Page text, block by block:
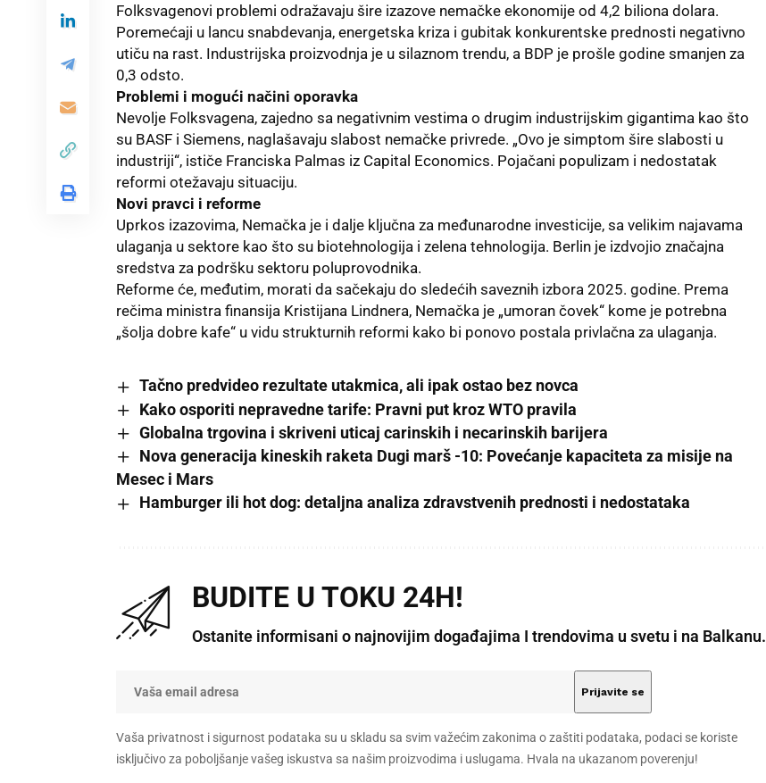
Folksvagenovi problemi odražavaju šire izazove nemačke ekonomije od 4,2 biliona dolara.
Poremećaji u lancu snabdevanja, energetska kriza i gubitak konkurentske prednosti negativno
utiču na rast. Industrijska proizvodnja je u silaznom trendu, a BDP je prošle godine smanjen za
0,3 odsto.
Problemi i mogući načini oporavka
Nevolje Folksvagena, zajedno sa negativnim vestima o drugim industrijskim gigantima kao što
su BASF i Siemens, naglašavaju slabost nemačke privrede. „Ovo je simptom šire slabosti u
industriji“, ističe Franciska Palmas iz Capital Economics. Pojačani populizam i nedostatak
reformi otežavaju situaciju.
Novi pravci i reforme
Uprkos izazovima, Nemačka je i dalje ključna za međunarodne investicije, sa velikim najavama
ulaganja u sektore kao što su biotehnologija i zelena tehnologija. Berlin je izdvojio značajna
sredstva za podršku sektoru poluprovodnika.
Reforme će, međutim, morati da sačekaju do sledećih saveznih izbora 2025. godine. Prema
rečima ministra finansija Kristijana Lindnera, Nemačka je „umoran čovek“ kome je potrebna
„šolja dobre kafe“ u vidu strukturnih reformi kako bi ponovo postala privlačna za ulaganja.
Tačno predvideo rezultate utakmica, ali ipak ostao bez novca
Kako osporiti nepravedne tarife: Pravni put kroz WTO pravila
Globalna trgovina i skriveni uticaj carinskih i necarinskih barijera
Nova generacija kineskih raketa Dugi marš -10: Povećanje kapaciteta za misije na
Mesec i Mars
Hamburger ili hot dog: detaljna analiza zdravstvenih prednosti i nedostataka
BUDITE U TOKU 24H!
Ostanite informisani o najnovijim događajima I trendovima u svetu i na Balkanu.
Vaša privatnost i sigurnost podataka su u skladu sa svim važećim zakonima o zaštiti podataka, podaci se koriste
isključivo za poboljšanje vašeg iskustva sa našim proizvodima i uslugama. Hvala na ukazanom poverenju!